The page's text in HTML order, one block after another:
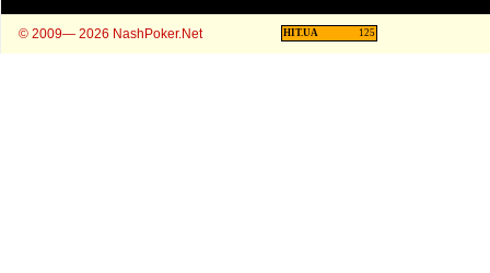
© 2009— 2026 NashPoker.Net HIT.UA 125